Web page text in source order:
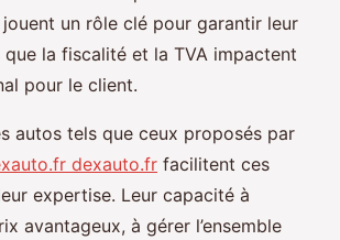
un rôle clé pour garantir leur
que la fiscalité et la TVA impactent
pour le client.
autos tels que ceux proposés par
dexauto.fr facilitent ces
expertise. Leur capacité à
avantageux, à gérer l’ensemble